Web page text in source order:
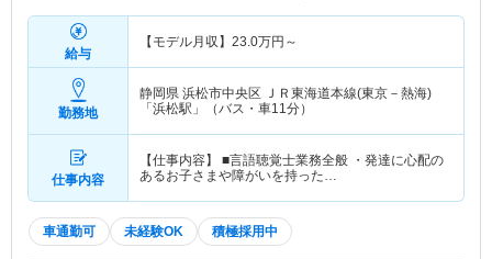
給与
【モデル月収】 23.0万円～
勤務地
静岡県 浜松市中央区 ＪＲ東海道本線(東京－熱海)
「浜松駅」（バス・車11分）
仕事内容
【仕事内容】 ■言語聴覚士業務全般 ・発達に心配の
あるお子さまや障がいを持った…
車通勤可 未経験OK 積極採用中